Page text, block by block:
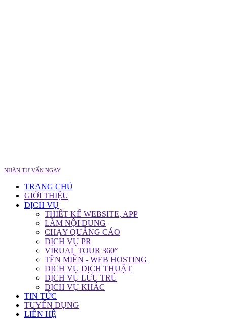
NHẬN TƯ VẤN NGAY
TRANG CHỦ
GIỚI THIỆU
DỊCH VỤ
THIẾT KẾ WEBSITE, APP
LÀM NỘI DUNG
CHẠY QUẢNG CÁO
DỊCH VỤ PR
VIRUAL TOUR 360°
TÊN MIỀN - WEB HOSTING
DỊCH VỤ DỊCH THUẬT
DỊCH VỤ LƯU TRÚ
DỊCH VỤ KHÁC
TIN TỨC
TUYỂN DỤNG
LIÊN HỆ